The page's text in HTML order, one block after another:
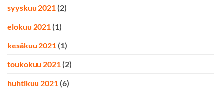
syyskuu 2021 (2)
elokuu 2021 (1)
kesäkuu 2021 (1)
toukokuu 2021 (2)
huhtikuu 2021 (6)